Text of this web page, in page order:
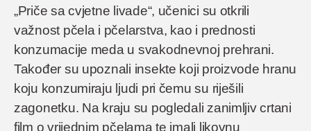
„Priče sa cvjetne livade“, učenici su otkrili
važnost pčela i pčelarstva, kao i prednosti
konzumacije meda u svakodnevnoj prehrani.
Također su upoznali insekte koji proizvode hranu
koju konzumiraju ljudi pri čemu su riješili
zagonetku. Na kraju su pogledali zanimljiv crtani
film o vrijednim pčelama te imali likovnu